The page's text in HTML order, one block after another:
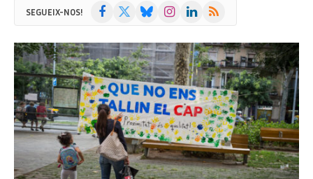
SEGUEIX-NOS! Facebook BlueskyInstagramLinkedIn
RSS